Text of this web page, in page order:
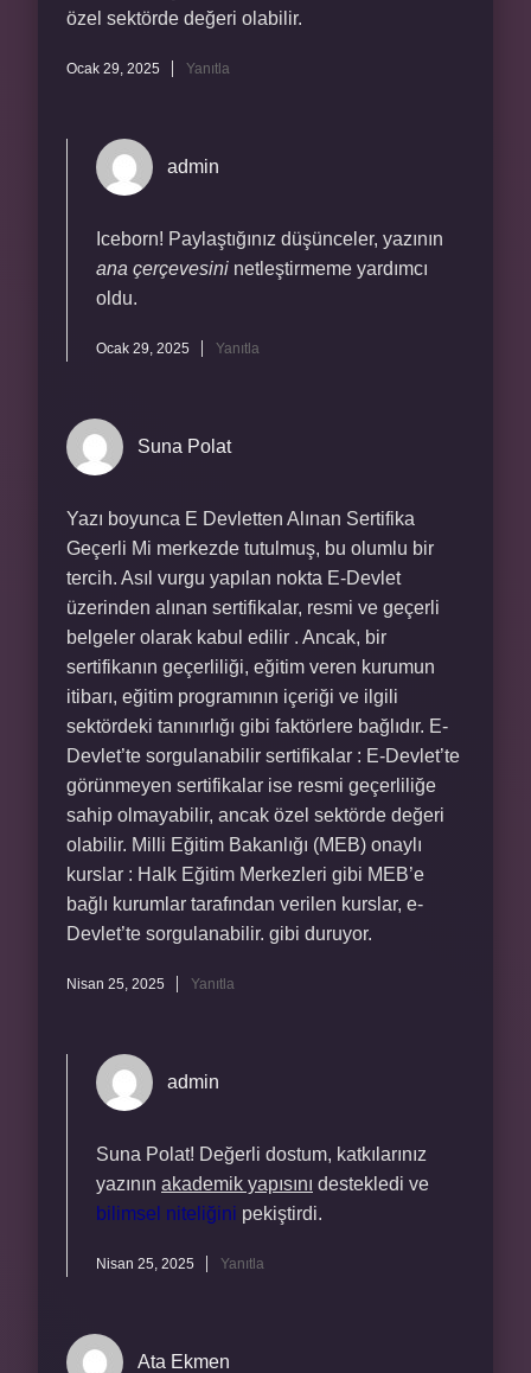
özel sektörde değeri olabilir.
Ocak 29, 2025 Yanıtla
admin
Iceborn! Paylaştığınız düşünceler, yazının
ana çerçevesini netleştirmeme yardımcı
oldu.
Ocak 29, 2025 Yanıtla
Suna Polat
Yazı boyunca E Devletten Alınan Sertifika
Geçerli Mi merkezde tutulmuş, bu olumlu bir
tercih. Asıl vurgu yapılan nokta E-Devlet
üzerinden alınan sertifikalar, resmi ve geçerli
belgeler olarak kabul edilir . Ancak, bir
sertifikanın geçerliliği, eğitim veren kurumun
itibarı, eğitim programının içeriği ve ilgili
sektördeki tanınırlığı gibi faktörlere bağlıdır. E-
Devlet’te sorgulanabilir sertifikalar : E-Devlet’te
görünmeyen sertifikalar ise resmi geçerliliğe
sahip olmayabilir, ancak özel sektörde değeri
olabilir. Milli Eğitim Bakanlığı (MEB) onaylı
kurslar : Halk Eğitim Merkezleri gibi MEB’e
bağlı kurumlar tarafından verilen kurslar, e-
Devlet’te sorgulanabilir. gibi duruyor.
Nisan 25, 2025 Yanıtla
admin
Suna Polat! Değerli dostum, katkılarınız
yazının akademik yapısını destekledi ve
bilimsel niteliğini pekiştirdi.
Nisan 25, 2025 Yanıtla
Ata Ekmen